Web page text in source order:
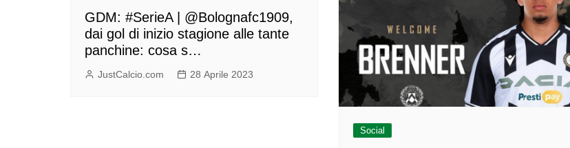
GDM: #SerieA | @Bolognafc1909,
dai gol di inizio stagione alle tante
panchine: cosa s…
JustCalcio.com 28 Aprile 2023
Social